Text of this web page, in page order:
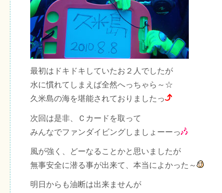
最初はドキドキしていたお２人でしたが
水に慣れてしまえば全然へっちゃら～☆
久米島の海を堪能されておりましたっ
次回は是非、Ｃカードを取って
みんなでファンダイビングしましょーーっ
風が強く、どーなることかと思いましたが
無事安全に潜る事が出来て、本当によかった～
明日からも油断は出来ませんが